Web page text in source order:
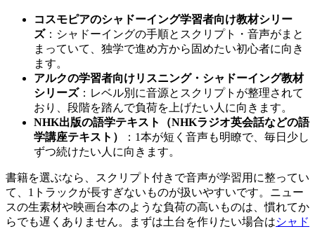
コスモピアのシャドーイング学習者向け教材シリー
ズ：シャドーイングの手順とスクリプト・音声がまと
まっていて、独学で進め方から固めたい初心者に向き
ます。
アルクの学習者向けリスニング・シャドーイング教材
シリーズ：レベル別に音源とスクリプトが整理されて
おり、段階を踏んで負荷を上げたい人に向きます。
NHK出版の語学テキスト（NHKラジオ英会話などの語
学講座テキスト）
：1本が短く音声も明瞭で、毎日少し
ずつ続けたい人に向きます。
書籍を選ぶなら、スクリプト付きで音声が学習用に整ってい
て、1トラックが長すぎないものが扱いやすいです。ニュー
スの生素材や映画台本のような負荷の高いものは、慣れてか
らでも遅くありません。まずは土台を作りたい場合はシャド